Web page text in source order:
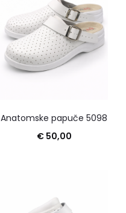
Anatomske papuče 5098
€50,00